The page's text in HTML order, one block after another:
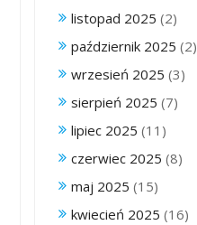
listopad 2025 (2)
październik 2025 (2)
wrzesień 2025 (3)
sierpień 2025 (7)
lipiec 2025 (11)
czerwiec 2025 (8)
maj 2025 (15)
kwiecień 2025 (16)